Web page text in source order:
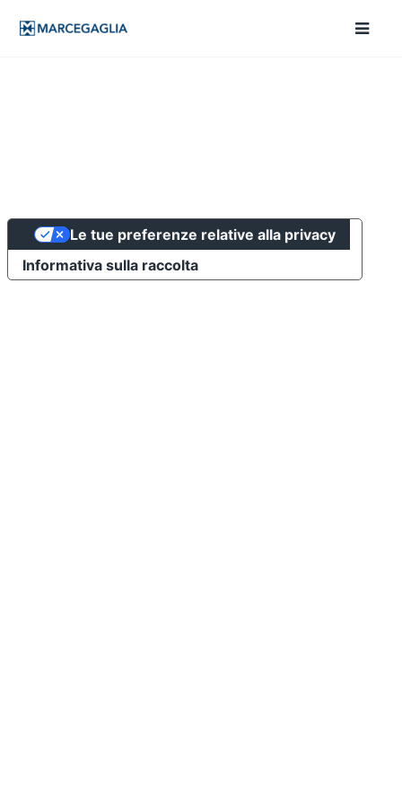
Informativa sulla raccolta
Le tue preferenze relative alla privacy